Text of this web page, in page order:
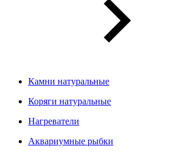
Камни натуральные
Коряги натуральные
Нагреватели
Аквариумные рыбки